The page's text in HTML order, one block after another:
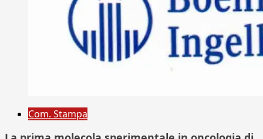
Com. Stampa